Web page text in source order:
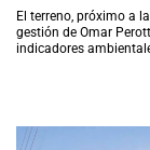
El terreno, próximo a
gestión de Omar
indicadores